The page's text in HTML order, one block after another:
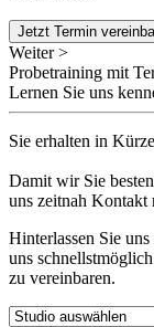
Jetzt Termin
Weiter >
Probetraining mit
Lernen Sie uns
Sie erhalten in
Damit wir Sie
uns zeitnah Kontakt
Hinterlassen Sie
uns
zu vereinbaren.